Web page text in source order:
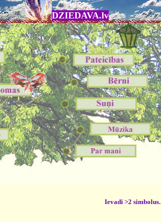
DZIEDAVA.lv
Ievadi >2 simbolus.